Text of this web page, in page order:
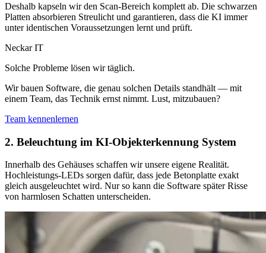
Deshalb kapseln wir den Scan-Bereich komplett ab. Die schwarzen
Platten absorbieren Streulicht und garantieren, dass die KI immer
unter identischen Voraussetzungen lernt und prüft.
Neckar IT
Solche Probleme lösen wir täglich.
Wir bauen Software, die genau solchen Details standhält — mit
einem Team, das Technik ernst nimmt. Lust, mitzubauen?
Team kennenlernen
2. Beleuchtung im KI-Objekterkennung System
Innerhalb des Gehäuses schaffen wir unsere eigene Realität.
Hochleistungs-LEDs sorgen dafür, dass jede Betonplatte exakt
gleich ausgeleuchtet wird. Nur so kann die Software später Risse
von harmlosen Schatten unterscheiden.